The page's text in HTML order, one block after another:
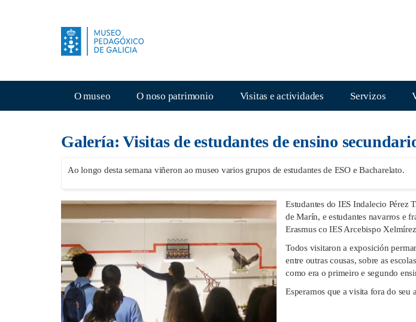
O museo O noso patrimonio Visitas e actividades Servizos
Galería: Visitas de estudantes de ensino
Ao longo desta semana viñeron ao museo varios grupos de estudantes de ESO e Bacharelato.
Estudantes do IES Indalecio Pérez
de Marín, e estudantes navarros e
Erasmus co IES Arcebispo
Todos visitaron a exposición
entre outras cousas, sobre as
como era o primeiro e segundo
Esperamos que a visita fora do seu